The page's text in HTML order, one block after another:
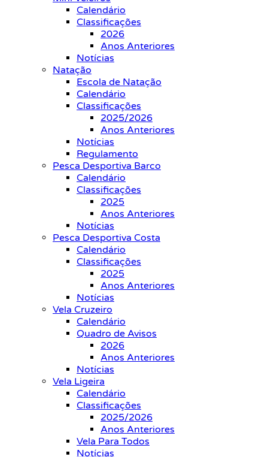
Calendário
Classificações
2026
Anos Anteriores
Notícias
Natação
Escola de Natação
Calendário
Classificações
2025/2026
Anos Anteriores
Notícias
Regulamento
Pesca Desportiva Barco
Calendário
Classificações
2025
Anos Anteriores
Notícias
Pesca Desportiva Costa
Calendário
Classificações
2025
Anos Anteriores
Notícias
Vela Cruzeiro
Calendário
Quadro de Avisos
2026
Anos Anteriores
Notícias
Vela Ligeira
Calendário
Classificações
2025/2026
Anos Anteriores
Vela Para Todos
Notícias